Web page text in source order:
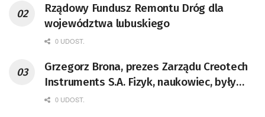
Rządowy Fundusz Remontu Dróg dla
województwa lubuskiego
0 UDOST.
Grzegorz Brona, prezes Zarządu Creotech
Instruments S.A. Fizyk, naukowiec, były
pracownik CERN w Genewie,
0 UDOST.